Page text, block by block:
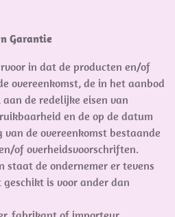
Garantie
in dat de producten en/of
overeenkomst, de in het aanbod
de redelijke eisen van
en de op de datum
de overeenkomst bestaande
of overheidsvoorschriften.
staat de ondernemer er tevens
is voor ander dan